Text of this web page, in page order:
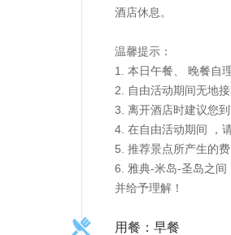
酒店休息。
温馨提示：
1. 本日午餐、 晚餐自
2. 自由活动期间无地
3. 离开酒店时建议您
4. 在自由活动期间 ，
5. 推荐景点所产生的
6. 雅典-米岛-圣岛之间
并给予理解！
用餐：早餐